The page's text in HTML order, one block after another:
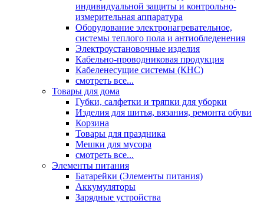
индивидуальной защиты и контрольно-
измерительная аппаратура
Оборудование электронагревательное,
системы теплого пола и антиобледенения
Электроустановочные изделия
Кабельно-проводниковая продукция
Кабеленесущие системы (КНС)
смотреть все...
Товары для дома
Губки, салфетки и тряпки для уборки
Изделия для шитья, вязания, ремонта обуви
Корзина
Товары для праздника
Мешки для мусора
смотреть все...
Элементы питания
Батарейки (Элементы питания)
Аккумуляторы
Зарядные устройства